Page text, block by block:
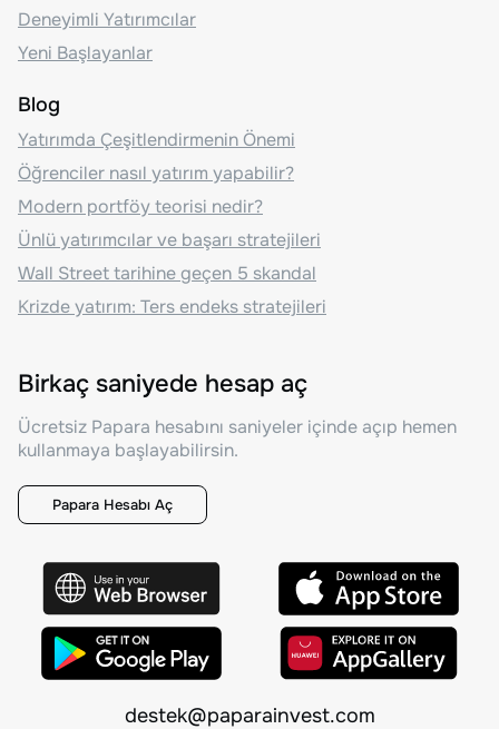
Deneyimli Yatırımcılar
Yeni Başlayanlar
Blog
Yatırımda Çeşitlendirmenin Önemi
Öğrenciler nasıl yatırım yapabilir?
Modern portföy teorisi nedir?
Ünlü yatırımcılar ve başarı stratejileri
Wall Street tarihine geçen 5 skandal
Krizde yatırım: Ters endeks stratejileri
Birkaç saniyede hesap aç
Ücretsiz Papara hesabını saniyeler içinde açıp hemen
kullanmaya başlayabilirsin.
Papara Hesabı Aç
destek@paparainvest.com